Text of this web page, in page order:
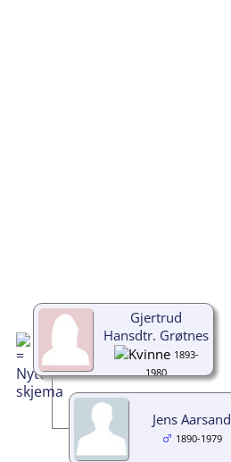
Gjertrud
Hansdtr. Grøtnes
1893-
1980
Jens Aarsand
1890-1979